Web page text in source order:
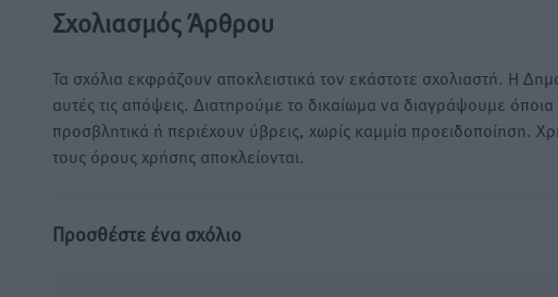
Σχολιασμός Άρθρου
Τα σχόλια εκφράζουν αποκλειστικά τον εκάστοτε σχολιαστή. Η
αυτές τις απόψεις. Διατηρούμε το δικαίωμα να διαγράψουμε
προσβλητικά ή περιέχουν ύβρεις, χωρίς καμμία προειδοποίηση.
τους όρους χρήσης αποκλείονται.
Προσθέστε ένα σχόλιο